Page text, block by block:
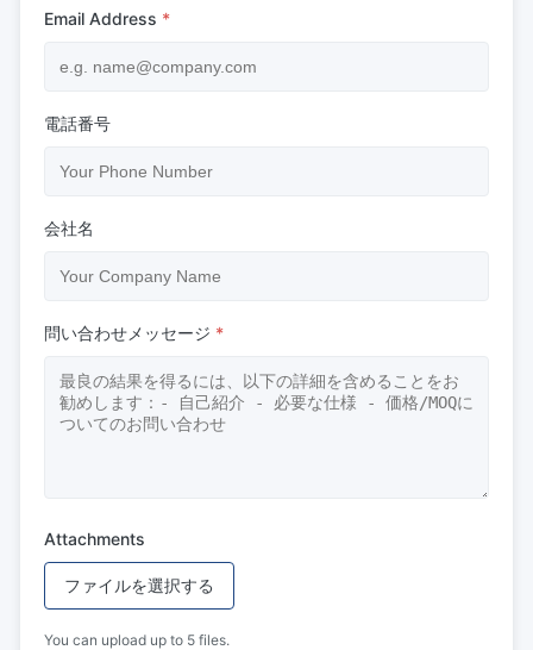
Email Address *
電話番号
会社名
問い合わせメッセージ *
Attachments
ファイルを選択する
You can upload up to 5 files.